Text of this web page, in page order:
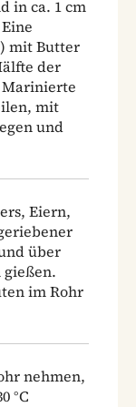
in ca. 1 cm
mit Butter
der
Marinierte
mit
und
Eiern,
über
im Rohr
nehmen,
°C